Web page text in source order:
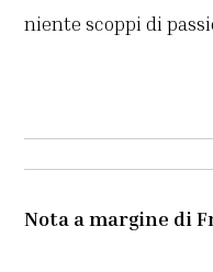
niente scoppi di
Nota a margine di